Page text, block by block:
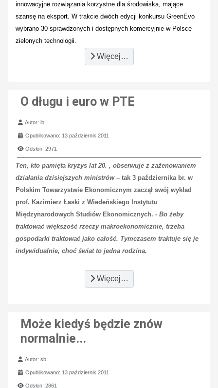
innowacyjne rozwiązania korzystne dla środowiska, mające
szansę na eksport. W trakcie dwóch edycji konkursu GreenEvo
wybrano 30 sprawdzonych i dostępnych komercyjnie w Polsce
zielonych technologii.
Więcej…
O długu i euro w PTE
Szczegóły
Autor: lb
Opublikowano: 13 październik 2011
Odsłon: 2971
Ten, kto pamięta kryzys lat 20. , obserwuje z zażenowaniem
działania dzisiejszych ministrów– tak 3 października br. w
Polskim Towarzystwie Ekonomicznym zaczął swój wykład
prof. Kazimierz Łaski z Wiedeńskiego Instytutu
Międzynarodowych Studiów Ekonomicznych. - Bo żeby
traktować większość rzeczy makroekonomicznie, trzeba
gospodarki traktować jako całość. Tymczasem traktuje się je
indywidualnie, choć świat to jedna rodzina.
Więcej…
Może kiedyś będzie znów
normalnie...
Szczegóły
Autor:sb
Opublikowano: 13 październik 2011
Odsłon: 2861